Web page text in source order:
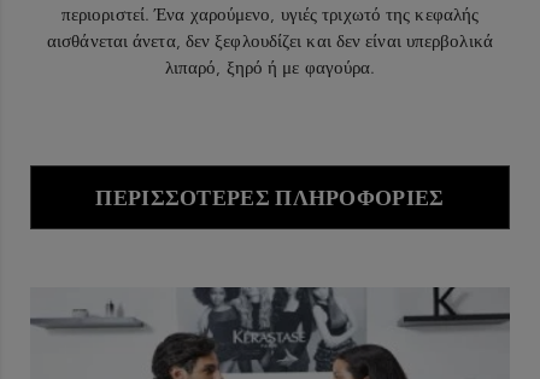
περιοριστεί. Ένα χαρούμενο, υγιές τριχωτό της κεφαλής
αισθάνεται άνετα, δεν ξεφλουδίζει και δεν είναι υπερβολικά
λιπαρό, ξηρό ή με φαγούρα.
ΠΕΡΙΣΣΌΤΕΡΕΣ ΠΛΗΡΟΦΟΡΊΕΣ